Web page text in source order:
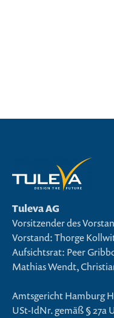
Tuleva AG
Vorsitzender des
Vorstand: Thorge
Aufsichtsrat: Peer
Mathias Wendt,
Amtsgericht Hamburg
USt-IdNr. gemäß § 27a